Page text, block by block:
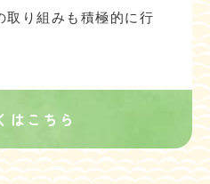
取り組みも積極的に行
はこちら